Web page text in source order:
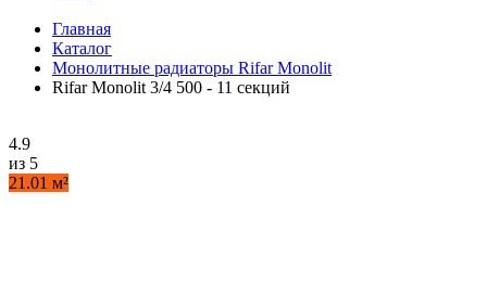
Главная
Каталог
Монолитные радиаторы Rifar Monolit
Rifar Monolit 3/4 500 - 11 секций
4.9
из 5
21.01 м²